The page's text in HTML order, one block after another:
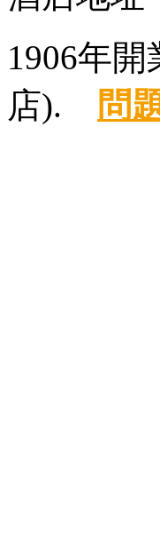
1906年
店).
問